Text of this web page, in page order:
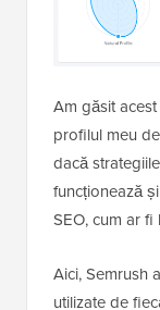
Am găsit
profilul meu
dacă
funcționează
SEO, cum ar
Aici, Semrush
utilizate de